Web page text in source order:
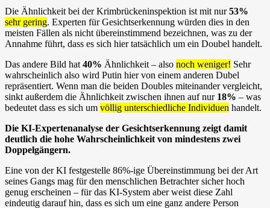
Die Ähnlichkeit bei der Krimbrückeninspektion ist mit nur53%
sehr gering. Experten für Gesichtserkennung würden dies in den
meisten Fällen als nicht übereinstimmend bezeichnen, was zu der
Annahme führt, dass es sich hier tatsächlich um ein Doubel handelt.
Das andere Bild hat 40% Ähnlichkeit – also noch weniger! Sehr
wahrscheinlich also wird Putin hier von einem anderen Dubel
repräsentiert. Wenn man die beiden Doubles miteinander vergleicht,
sinkt außerdem die Ähnlichkeit zwischen ihnen auf nur 18% – was
bedeutet dass es sich um völlig unterschiedliche Individuen handelt.
Die KI-Expertenanalyse der Gesichtserkennung zeigt damit
deutlich die hohe Wahrscheinlichkeit von mindestens zwei
Doppelgängern.
Eine von der KI festgestelle 86%-ige Übereinstimmung bei der Art
seines Gangs mag für den menschlichen Betrachter sicher hoch
genug erscheinen – für das KI-System aber weist diese Zahl
eindeutig darauf hin, dass es sich um eine ganz andere Person